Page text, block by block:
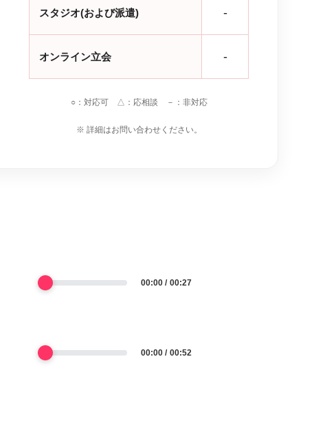
スタジオ(および派遣) -
オンライン立会 -
○：対応可 △：応相談 －：非対応
※ 詳細はお問い合わせください。
00:00 00:27
00:00 00:52